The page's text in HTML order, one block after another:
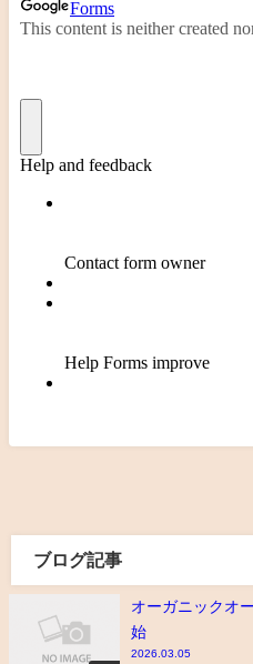
ブログ記事
オーガニックオ
始
2026.03.05